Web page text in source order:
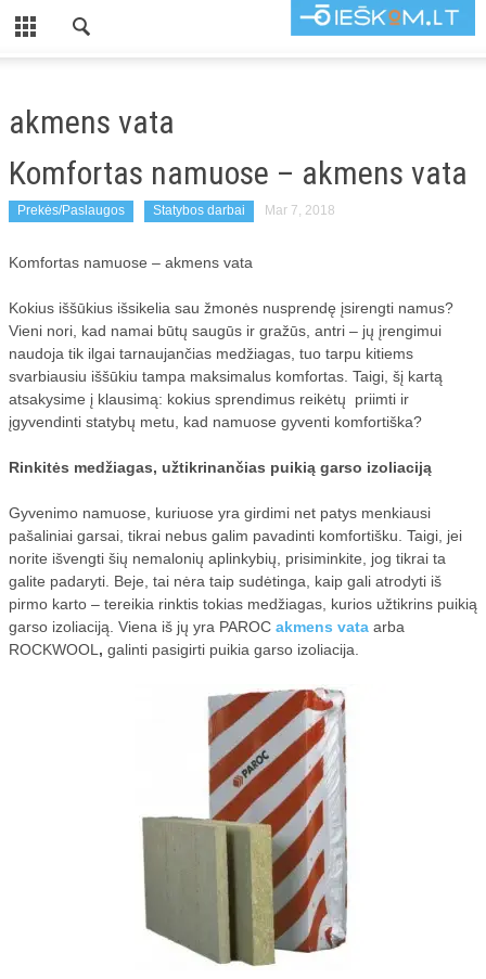
KATEGORIJOS
KOMPIUTERIAI
AUTOMOBILIAI
PADANGOS
BALDAI
BUITIS
INTERJERAS
ROMANETĖS
UŽUOLAIDOS
VANDENS FILTRAI
ŠVAROS PREKĖS
KELIONĖS
VAIRAVIMO MOKYKLOS
STRAIPSNIŲ TALPINIMAS
akmens vata
Komfortas namuose – akmens vata
Prekės/Paslaugos Statybos darbai Mar 7, 2018
Komfortas namuose – akmens vata
Kokius iššūkius išsikelia sau žmonės nusprendę įsirengti namus?
Vieni nori, kad namai būtų saugūs ir gražūs, antri – jų įrengimui
naudoja tik ilgai tarnaujančias medžiagas, tuo tarpu kitiems
svarbiausiu iššūkiu tampa maksimalus komfortas. Taigi, šį kartą
atsakysime į klausimą: kokius sprendimus reikėtų priimti ir
įgyvendinti statybų metu, kad namuose gyventi komfortiška?
Rinkitės medžiagas, užtikrinančias puikią garso izoliaciją
Gyvenimo namuose, kuriuose yra girdimi net patys menkiausi
pašaliniai garsai, tikrai nebus galim pavadinti komfortišku. Taigi, jei
norite išvengti šių nemalonių aplinkybių, prisiminkite, jog tikrai ta
galite padaryti. Beje, tai nėra taip sudėtinga, kaip gali atrodyti iš
pirmo karto – tereikia rinktis tokias medžiagas, kurios užtikrins puikią
garso izoliaciją. Viena iš jų yra PAROC akmens vata arba
ROCKWOOL , galinti pasigirti puikia garso izoliacija.